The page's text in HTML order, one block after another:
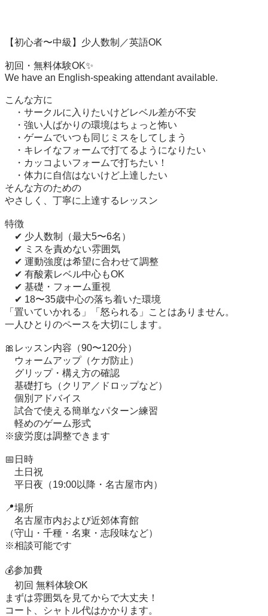
【初心者〜中級】少人数制／英語OK
初回・無料体験OK✨
We have an English-speaking attendant available.
こんな方に
・サークルに入りたいけどレベル差が不安
・強い人ばかりの環境はちょっと怖い
・ゲームでいつも同じミスをしてしまう
・キレイなフォームで打てるようになりたい
・カッコよいフォームで打ちたい！
・体力に自信はないけど上達したい
そんな方のための
やさしく、丁寧に上達するレッスン
特徴
✔ 少人数制（最大5〜6名）
✔ ミスを責めない雰囲気
✔ 運動強度は希望に合わせて調整
✔ 有酸素レベル中心もOK
✔ 基礎・フォーム重視
✔ 18〜35歳中心の落ち着いた環境
「置いていかれる」「怒られる」ことはありません。
一人ひとりのペースを大切にします。
🎀レッスン内容（90〜120分）
ウォームアップ（ケガ防止）
グリップ・構え方の確認
基礎打ち（クリア／ドロップなど）
個別アドバイス
試合で使える簡単なパターン練習
軽めのゲーム形式
※疲労度は調整できます
📅日時
土日祝
平日夜（19:00以降・名古屋市内）
📍場所
名古屋市内および近郊体育館
（守山・千種・名東・志段味など）
※相談可能です
💰参加費
初回 無料体験OK
まずは雰囲気を見てからで大丈夫！
コート、シャトル代はかかります。